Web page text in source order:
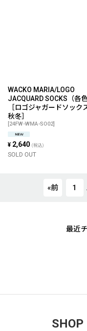
WACKO MARIA/LOGO
JACQUARD SOCKS（各色
［ロゴジャガードソック
秋冬］
[24FW-WMA-SO02]
¥ 2,640 (税込)
SOLD OUT
«前 1
最近